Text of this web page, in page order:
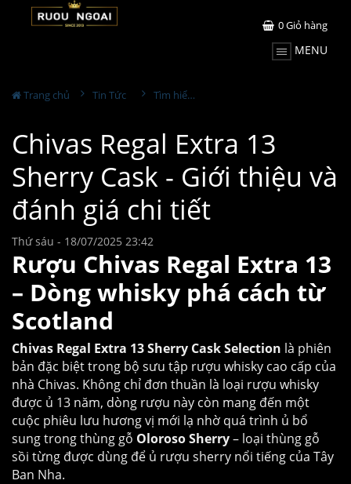
0Giỏ hàng
MENU
Trang chủ Tin Tức Tìm hiểu về rượu
Chivas Regal Extra 13
Sherry Cask - Giới thiệu và
đánh giá chi tiết
Thứ sáu - 18/07/2025 23:42
Rượu Chivas Regal Extra 13
– Dòng whisky phá cách từ
Scotland
Chivas Regal Extra 13 Sherry Cask Selection là phiên
bản đặc biệt trong bộ sưu tập rượu whisky cao cấp của
nhà Chivas. Không chỉ đơn thuần là loại rượu whisky
được ủ 13 năm, dòng rượu này còn mang đến một
cuộc phiêu lưu hương vị mới lạ nhờ quá trình ủ bổ
sung trong thùng gỗ Oloroso Sherry– loại thùng gỗ
sồi từng được dùng để ủ rượu sherry nổi tiếng của Tây
Ban Nha.